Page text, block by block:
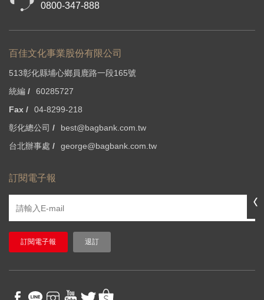
0800-347-888
百佳文化事業股份有限公司
513彰化縣埔心鄉員鹿路一段165號
統編 /
60285727
Fax /
04-8299-218
彰化總公司 /
best@bagbank.com.tw
台北辦事處 /
george@bagbank.com.tw
訂閱電子報
訂閱電子報 退訂